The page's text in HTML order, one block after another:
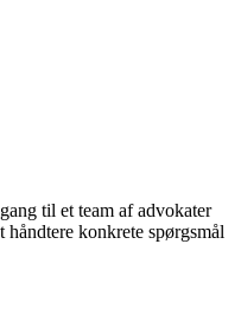
til et team af advokater
konkrete spørgsmål